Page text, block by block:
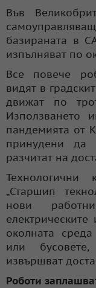
Във
базираната в
изпълняват по
Все повече
видят в
движат по
Използването
пандемията от
принудени да
разчитат на
„Старшип
нови
околната
или
извършват
Роботи